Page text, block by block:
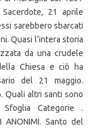
21 aprile
sarebbero sbarcati
Quasi l’intera storia
da una crudele
Chiesa e ciò ha
del 21 maggio.
Quali altri santi sono
Categorie .
ANONIMI. Santo del